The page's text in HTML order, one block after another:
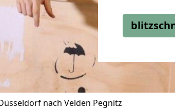
nach Velden Pegnitz